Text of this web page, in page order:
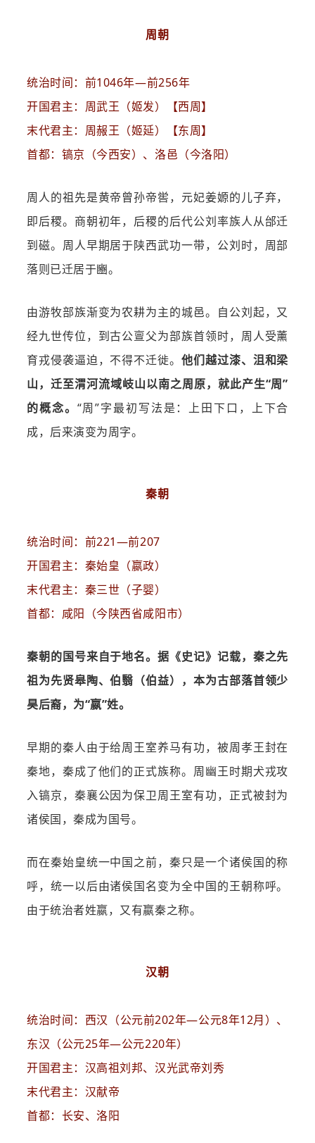
周朝
统治时间：前1046年—前256年
开国君主：周武王（姬发）【西周】
末代君主：周赧王（姬延）【东周】
首都：镐京（今西安）、洛邑（今洛阳）
周人的祖先是黄帝曾孙帝喾，元妃姜嫄的儿子弃，
即后稷。商朝初年，后稷的后代公刘率族人从邰迁
到磁。周人早期居于陕西武功一带，公刘时，周部
落则已迁居于豳。
由游牧部族渐变为农耕为主的城邑。自公刘起，又
经九世传位，到古公亶父为部族首领时，周人受薰
育戎侵袭逼迫，不得不迁徙。他们越过漆、沮和梁
山，迁至渭河流域岐山以南之周原，就此产生“周”
的概念。 “周”字最初写法是：上田下口，上下合
成，后来演变为周字。
秦朝
统治时间：前221—前207
开国君主：秦始皇（嬴政）
末代君主：秦三世（子婴）
首都：咸阳（今陕西省咸阳市）
秦朝的国号来自于地名。据《史记》记载，秦之先
祖为先贤皋陶、伯翳（伯益），本为古部落首领少
昊后裔，为“嬴”姓。
早期的秦人由于给周王室养马有功，被周孝王封在
秦地，秦成了他们的正式族称。周幽王时期犬戎攻
入镐京，秦襄公因为保卫周王室有功，正式被封为
诸侯国，秦成为国号。
而在秦始皇统一中国之前，秦只是一个诸侯国的称
呼，统一以后由诸侯国名变为全中国的王朝称呼。
由于统治者姓嬴，又有嬴秦之称。
汉朝
统治时间：西汉（公元前202年—公元8年12月）、
东汉（公元25年—公元220年）
开国君主：汉高祖刘邦、汉光武帝刘秀
末代君主：汉献帝
首都：长安、洛阳